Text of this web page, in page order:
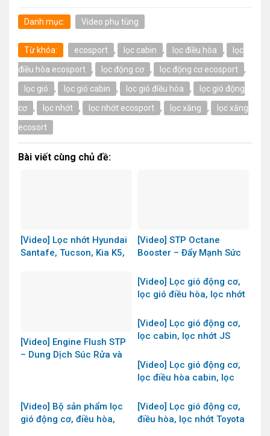
Danh mục: Video phụ tùng
Từ khóa: ecosport , lọc cabin , lọc điều hòa ,
lọc
điều hòa ecosport
, lọc động cơ , lọc động cơ ecosport
,
lọc gió
, lọc gió cabin , lọc gió điều hòa ,
lọc gió động
cơ
, lọc nhớt , lọc nhớt ecosport , lọc xăng ,
lọc xăng
ecosort
Bài viết cùng chủ đề:
[Video] Lọc nhớt Hyundai
Santafe, Tucson, Kia K5,
[Video] STP Octane
Booster – Đẩy Mạnh Sức
Phát Auto
[Video] Engine Flush STP
– Dung Dịch Súc Rửa và
[Video] Lọc gió động cơ,
lọc gió điều hòa, lọc nhớt
2014- 2018 JS Asakashi
Nhật Bản
[Video] Lọc gió động cơ,
lọc cabin, lọc nhớt JS
cho Nissan XTrail 2.0L và
2.5L 2015-2022
[Video] Lọc gió động cơ,
lọc điều hòa cabin, lọc
Nhật Bản dùng cho
Mazda 2 1.5L 2014-2022
[Video] Bộ sản phẩm lọc
gió động cơ, điều hòa,
[Video] Lọc gió động cơ,
điều hòa, lọc nhớt Toyota